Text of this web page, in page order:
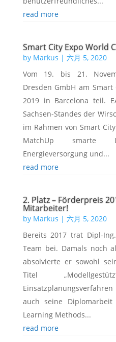
read more
Smart City Expo World
by Markus | 六月 5, 2020
Vom 19. bis 21.
Dresden GmbH am Smart
2019 in Barcelona teil.
Sachsen-Standes der
im Rahmen von Smart
MatchUp smarte
Energieversorgung und...
read more
2. Platz – Förderpreis
Mitarbeiter!
by Markus | 六月 5, 2020
Bereits 2017 trat Dipl-
Team bei. Damals noch
absolvierte er sowohl
Titel
auch seine
Learning Methods...
read more